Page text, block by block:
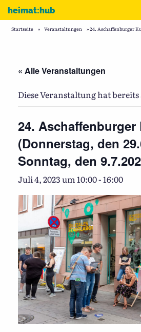
Zum Inhalt
heimat:hub
Startseite » Veranstaltungen »24. Aschaffenburger
« Alle Veranstaltungen
Diese Veranstaltung hat
24.
(Donnerstag, den
Sonntag, den
Juli 4, 2023 um 10:00-16:00